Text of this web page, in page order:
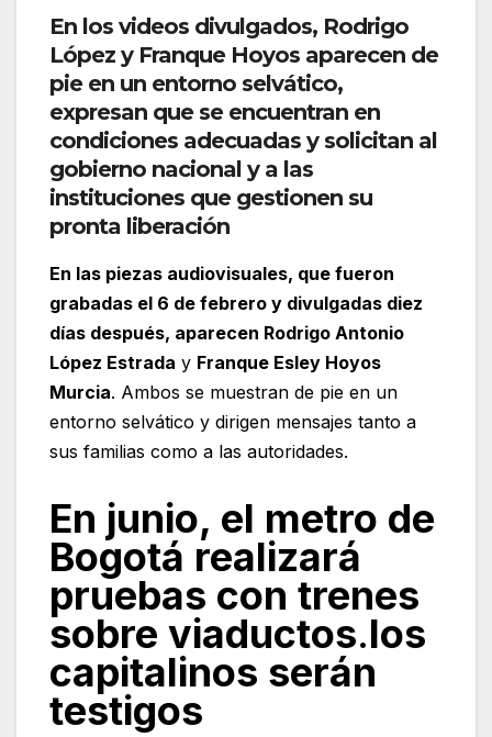
En los videos divulgados, Rodrigo
López y Franque Hoyos aparecen de
pie en un entorno selvático,
expresan que se encuentran en
condiciones adecuadas y solicitan al
gobierno nacional y a las
instituciones que gestionen su
pronta liberación
En las piezas audiovisuales, que fueron
grabadas el 6 de febrero y divulgadas diez
días después, aparecen Rodrigo Antonio
López Estrada y Franque Esley Hoyos
Murcia. Ambos se muestran de pie en un
entorno selvático y dirigen mensajes tanto a
sus familias como a las autoridades.
En junio, el metro de
Bogotá realizará
pruebas con trenes
sobre viaductos.los
capitalinos serán
testigos